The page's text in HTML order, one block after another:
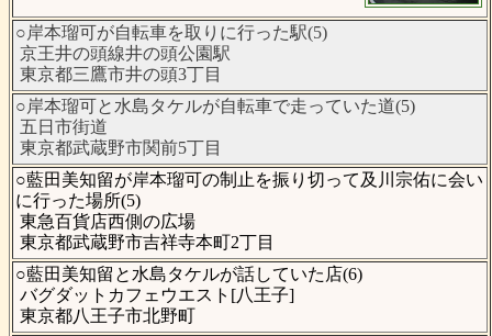
○岸本瑠可が自転車を取りに行った駅(5)
京王井の頭線井の頭公園駅
東京都三鷹市井の頭3丁目
○岸本瑠可と水島タケルが自転車で走っていた道(5)
五日市街道
東京都武蔵野市関前5丁目
○藍田美知留が岸本瑠可の制止を振り切って及川宗佑に会い
に行った場所(5)
東急百貨店西側の広場
東京都武蔵野市吉祥寺本町2丁目
○藍田美知留と水島タケルが話していた店(6)
バグダットカフェウエスト[八王子]
東京都八王子市北野町